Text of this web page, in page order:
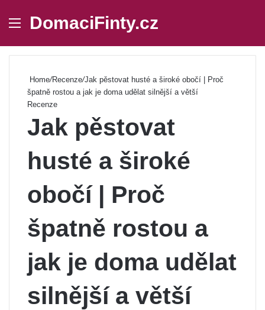
Menu
DomaciFinty.cz
Home/Recenze/Jak pěstovat husté a široké obočí | Proč
špatně rostou a jak je doma udělat silnější a větší
Recenze
Jak pěstovat
husté a široké
obočí | Proč
špatně rostou a
jak je doma udělat
silnější a větší